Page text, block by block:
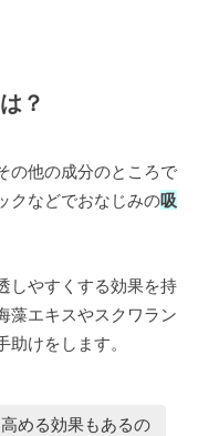
？
の他の成分のところで
クなどでおなじみの吸
しやすくする効果を持
藻エキスやスクワラン
けをします。
める効果もあるの